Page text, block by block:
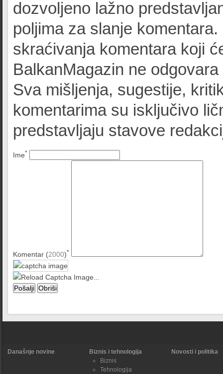
dozvoljeno lažno
poljima za slanje
skraćivanja komentara koji
BalkanMagazin ne
Sva mišljenja, sugestije,
komentarima su isključivo
predstavljaju stavove
Ime*
Komentar (2000)*
Današnje novine
Biznis i tehnologija
Biznis
Tehnologija
Novosti i politika